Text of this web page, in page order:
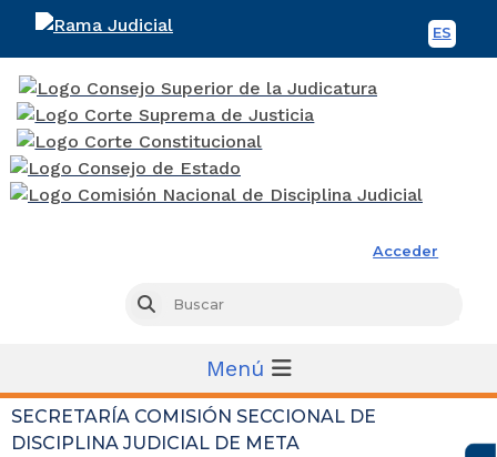
ES
Acceder
Buscar
Menú
SECRETARÍA COMISIÓN SECCIONAL DE
DISCIPLINA JUDICIAL DE META